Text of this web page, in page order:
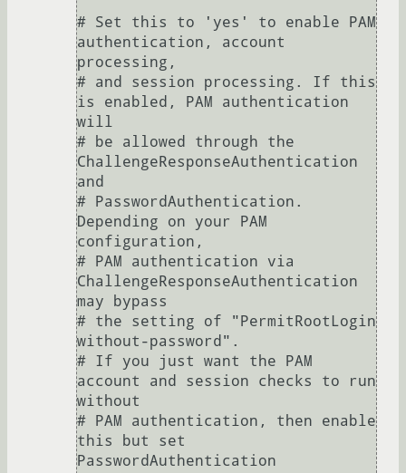
# Set this to 'yes' to enable PAM
authentication, account
processing,
# and session processing. If this
is enabled, PAM authentication
will
# be allowed through the
ChallengeResponseAuthentication
and
# PasswordAuthentication.
Depending on your PAM
configuration,
# PAM authentication via
ChallengeResponseAuthentication
may bypass
# the setting of "PermitRootLogin
without-password".
# If you just want the PAM
account and session checks to run
without
# PAM authentication, then enable
this but set
PasswordAuthentication